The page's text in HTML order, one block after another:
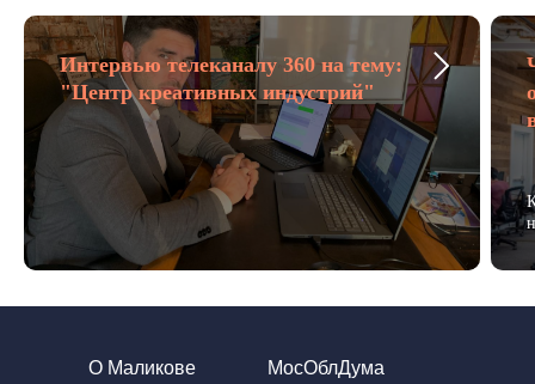
Интервью телеканалу 360 на тему:
"Центр креативных индустрий"
О Маликове МосОблДума